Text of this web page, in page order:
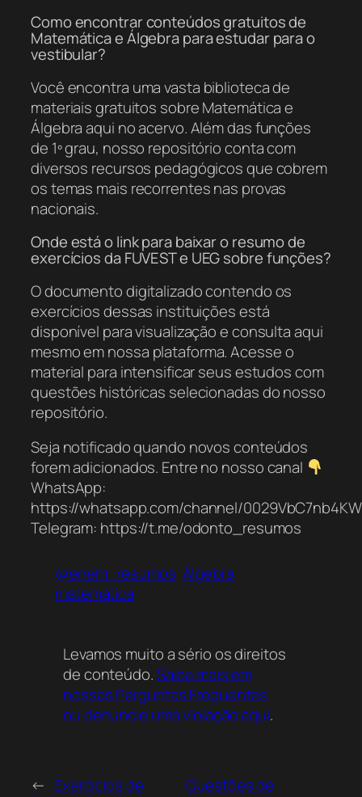
Como encontrar conteúdos gratuitos de
Matemática e Álgebra para estudar para o
vestibular?
Você encontra uma vasta biblioteca de
materiais gratuitos sobre Matemática e
Álgebra aqui no acervo. Além das funções
de 1º grau, nosso repositório conta com
diversos recursos pedagógicos que cobrem
os temas mais recorrentes nas provas
nacionais.
Onde está o link para baixar o resumo de
exercícios da FUVEST e UEG sobre funções?
O documento digitalizado contendo os
exercícios dessas instituições está
disponível para visualização e consulta aqui
mesmo em nossa plataforma. Acesse o
material para intensificar seus estudos com
questões históricas selecionadas do nosso
repositório.
Seja notificado quando novos conteúdos
forem adicionados. Entre no nosso canal
WhatsApp:
https://whatsapp.com/channel/
Telegram: https://t.me/odonto_resumos
@enem_resumos Álgebra
matematica
Levamos muito a sério os direitos
de conteúdo.Saiba mais em
nossas Perguntas Frequentes
ou denuncie uma violação aqui.
← Exercícios de
Questões de